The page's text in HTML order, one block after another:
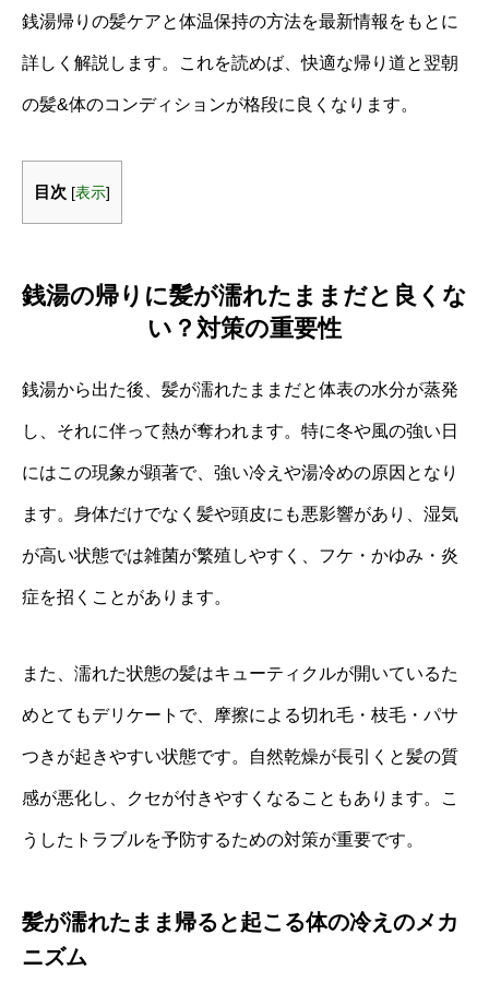
銭湯帰りの髪ケアと体温保持の方法を最新情報をもとに
詳しく解説します。これを読めば、快適な帰り道と翌朝
の髪&体のコンディションが格段に良くなります。
目次 [表示]
銭湯の帰りに髪が濡れたままだと良くな
い？対策の重要性
銭湯から出た後、髪が濡れたままだと体表の水分が蒸発
し、それに伴って熱が奪われます。特に冬や風の強い日
にはこの現象が顕著で、強い冷えや湯冷めの原因となり
ます。身体だけでなく髪や頭皮にも悪影響があり、湿気
が高い状態では雑菌が繁殖しやすく、フケ・かゆみ・炎
症を招くことがあります。
また、濡れた状態の髪はキューティクルが開いているた
めとてもデリケートで、摩擦による切れ毛・枝毛・パサ
つきが起きやすい状態です。自然乾燥が長引くと髪の質
感が悪化し、クセが付きやすくなることもあります。こ
うしたトラブルを予防するための対策が重要です。
髪が濡れたまま帰ると起こる体の冷えのメカ
ニズム